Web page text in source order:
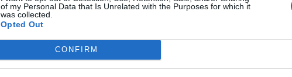
of my Personal Data that Is Unrelated with the Purposes for which it
was collected.
Opted Out
CONFIRM
rodziców dzieci do 3. roku życia
7 sierpnia 2026 19:29
ZUS podniesie próg 500 plus dla seniorów. Policzyliśmy, ile może
wynieść wypłata przy emeryturze od 2200 do 2700 zł
7 sierpnia 2026 19:14